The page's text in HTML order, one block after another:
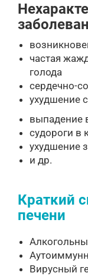
частая
голода
сердечно-
ухудшение
выпадение
судороги в
ухудшение
и др.
Краткий
печени
Вирусный